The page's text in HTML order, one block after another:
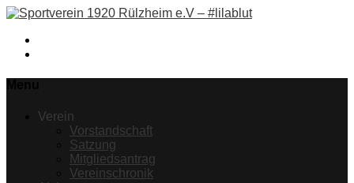
Verein
Vorstandschaft
Satzung
Mitgliedsantrag
Vereinschronik